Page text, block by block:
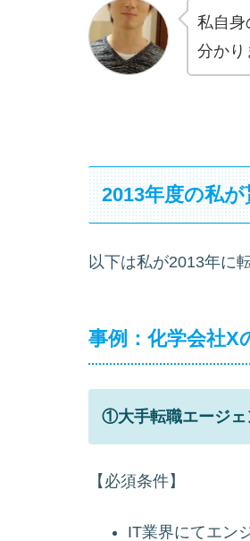
私自身
分かり
2013年度の私
以下は私が2013年に
事例：化学会社X
①大手転職エージェ
【必須条件】
IT業界にてエン